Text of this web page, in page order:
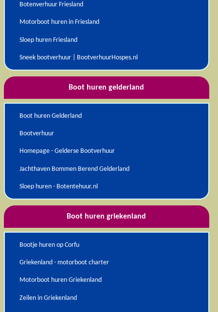
Botenverhuur Friesland
Motorboot huren in Friesland
Sloep huren Friesland
Sneek bootverhuur | BootverhuurHospes.nl
Boot huren gelderland
Boot huren Gelderland
Bootverhuur
Homepage - Gelderse Bootverhuur
Jachthaven Bommen Berend Gelderland
Sloep huren - Botentehuur.nl
Boot huren griekenland
Bootje huren op Corfu
Griekenland - motorboot charter
Motorboot huren Griekenland
Zeilen in Griekenland